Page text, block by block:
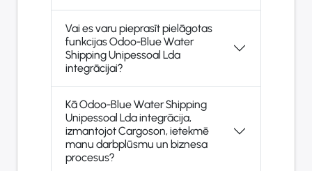
Vai es varu pieprasīt pielāgotas
funkcijas Odoo-Blue Water
Shipping Unipessoal Lda
integrācijai?
Kā Odoo-Blue Water Shipping
Unipessoal Lda integrācija,
izmantojot Cargoson, ietekmē
manu darbplūsmu un biznesa
procesus?